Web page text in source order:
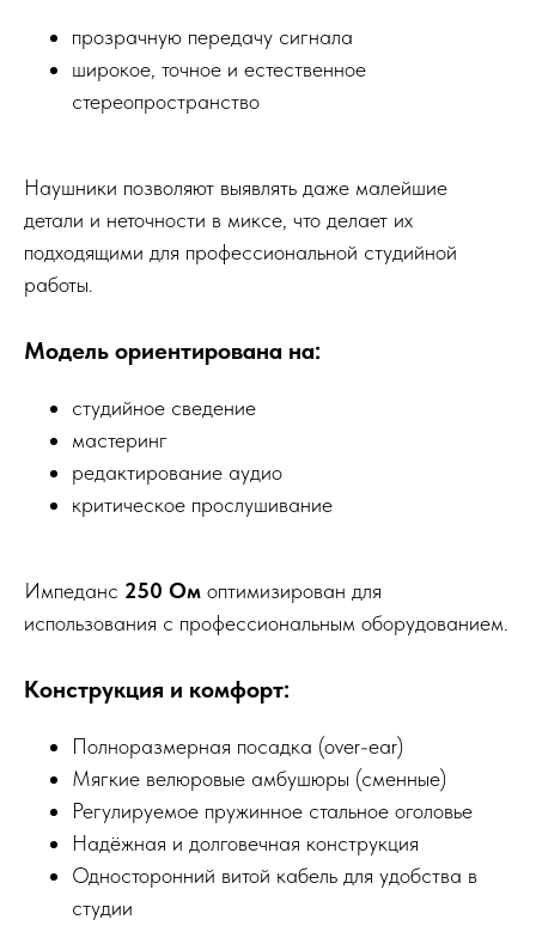
прозрачную передачу сигнала
широкое, точное и естественное
стереопространство
Наушники позволяют выявлять даже малейшие
детали и неточности в миксе, что делает их
подходящими для профессиональной студийной
работы.
Модель ориентирована на:
студийное сведение
мастеринг
редактирование аудио
критическое прослушивание
Импеданс 250 Ом оптимизирован для
использования с профессиональным оборудованием.
Конструкция и комфорт:
Полноразмерная посадка (over-ear)
Мягкие велюровые амбушюры (сменные)
Регулируемое пружинное стальное оголовье
Надёжная и долговечная конструкция
Односторонний витой кабель для удобства в
студии